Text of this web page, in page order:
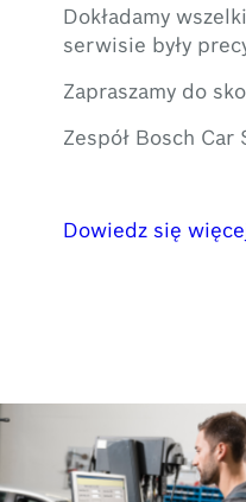
Dokładamy
serwisie były
Zapraszamy do
Zespół Bosch Car
Dowiedz się